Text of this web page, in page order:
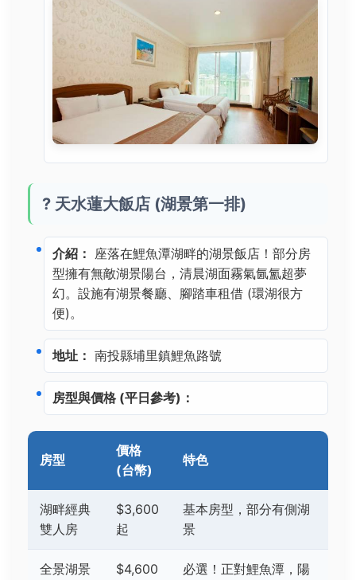
?️ 天水蓮大飯店 (湖景第一排)
介紹： 座落在鯉魚潭湖畔的湖景飯店！部分房
型擁有無敵湖景陽台，清晨湖面霧氣氤氳超夢
幻。設施有湖景餐廳、腳踏車租借 (環湖很方
便)。
地址： 南投縣埔里鎮鯉魚路號
房型與價格 (平日參考)：
房型
價格
(台幣)
特色
湖畔經典
雙人房
$3,600
起
基本房型，部分有側湖
景
全景湖景 $4,600 必選！正對鯉魚潭，陽